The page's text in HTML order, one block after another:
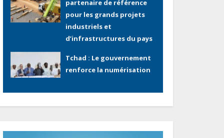
Tchad : Le gouvernement
renforce la numérisation
des recettes publiques
terminaux de paiement
électronique
Congo : L’encours total de